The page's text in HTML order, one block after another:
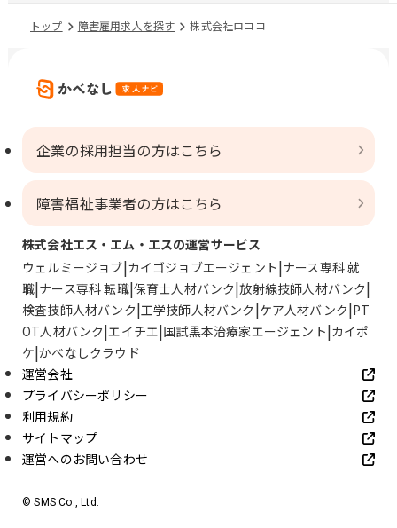
トップ 障害雇用求人を探す 株式会社ロココ
企業の採用担当の方はこちら
障害福祉事業者の方はこちら
株式会社エス・エム・エスの運営サービス
ウェルミージョブ カイゴジョブエージェント ナース専科 就
職 ナース専科 転職 保育士人材バンク 放射線技師人材バンク
検査技師人材バンク 工学技師人材バンク ケア人材バンク PT
OT人材バンク エイチエ 国試黒本治療家エージェント カイポ
ケ かべなしクラウド
運営会社
プライバシーポリシー
利用規約
サイトマップ
運営へのお問い合わせ
© SMS Co., Ltd.